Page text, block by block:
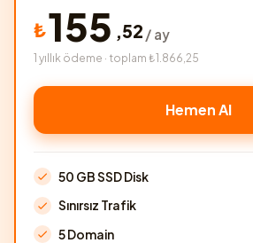
₺155 ,52 / ay
1 yıllık ödeme · toplam ₺1.866,25
Hemen Al
50 GB SSD Disk
Sınırsız Trafik
5 Domain